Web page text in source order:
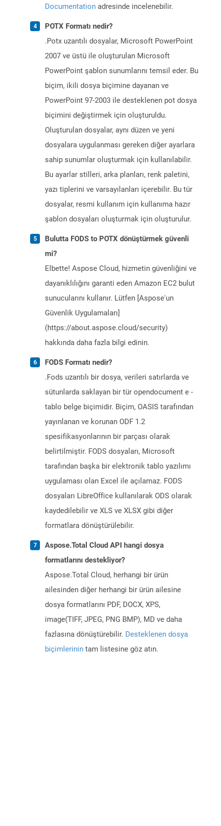
Documentation adresinde incelenebilir.
POTX Formatı nedir?
.Potx uzantılı dosyalar, Microsoft PowerPoint
2007 ve üstü ile oluşturulan Microsoft
PowerPoint şablon sunumlarını temsil eder. Bu
biçim, ikili dosya biçimine dayanan ve
PowerPoint 97-2003 ile desteklenen pot dosya
biçimini değiştirmek için oluşturuldu.
Oluşturulan dosyalar, aynı düzen ve yeni
dosyalara uygulanması gereken diğer ayarlara
sahip sunumlar oluşturmak için kullanılabilir.
Bu ayarlar stilleri, arka planları, renk paletini,
yazı tiplerini ve varsayılanları içerebilir. Bu tür
dosyalar, resmi kullanım için kullanıma hazır
şablon dosyaları oluşturmak için oluşturulur.
Bulutta FODS to POTX dönüştürmek güvenli
mi?
Elbette! Aspose Cloud, hizmetin güvenliğini ve
dayanıklılığını garanti eden Amazon EC2 bulut
sunucularını kullanır. Lütfen [Aspose'un
Güvenlik Uygulamaları]
(https://about.aspose.cloud/security)
hakkında daha fazla bilgi edinin.
FODS Formatı nedir?
.Fods uzantılı bir dosya, verileri satırlarda ve
sütunlarda saklayan bir tür opendocument e -
tablo belge biçimidir. Biçim, OASIS tarafından
yayınlanan ve korunan ODF 1.2
spesifikasyonlarının bir parçası olarak
belirtilmiştir. FODS dosyaları, Microsoft
tarafından başka bir elektronik tablo yazılımı
uygulaması olan Excel ile açılamaz. FODS
dosyaları LibreOffice kullanılarak ODS olarak
kaydedilebilir ve XLS ve XLSX gibi diğer
formatlara dönüştürülebilir.
Aspose.Total Cloud API hangi dosya
formatlarını destekliyor?
Aspose.Total Cloud, herhangi bir ürün
ailesinden diğer herhangi bir ürün ailesine
dosya formatlarını PDF, DOCX, XPS,
image(TIFF, JPEG, PNG BMP), MD ve daha
fazlasına dönüştürebilir. Desteklenen dosya
biçimlerinin tam listesine göz atın.